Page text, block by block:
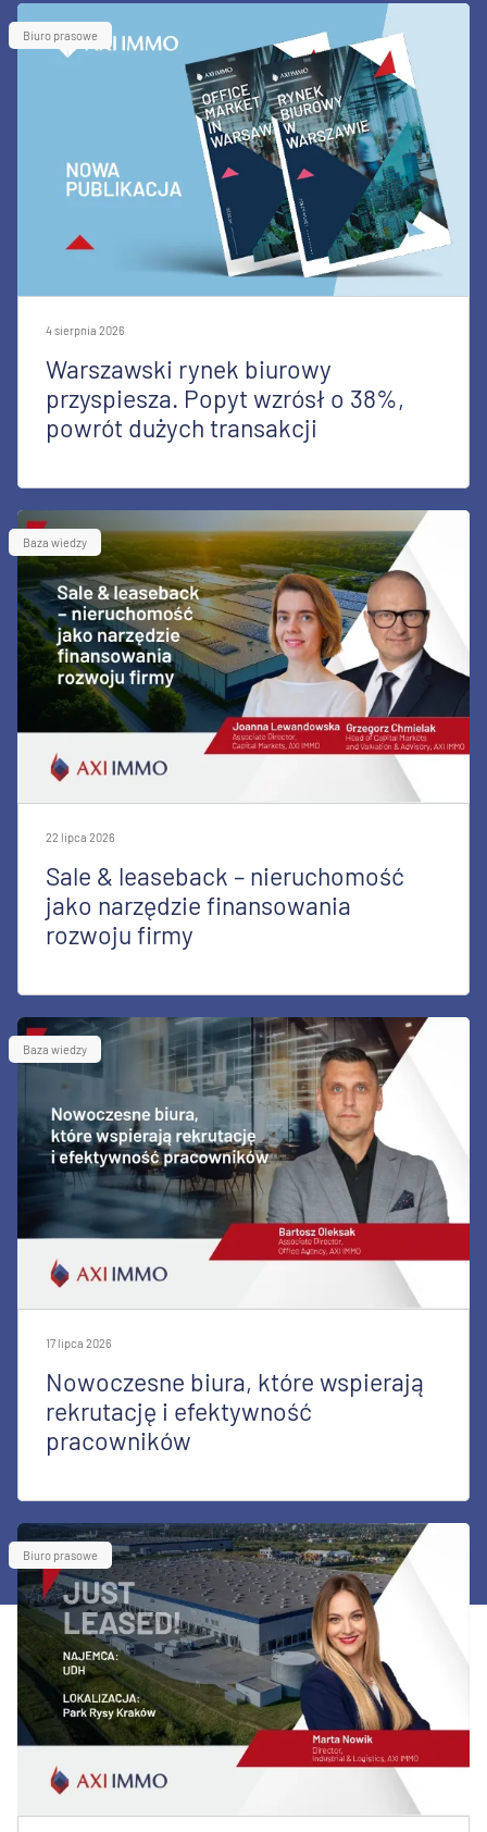
Biuro prasowe
4 sierpnia 2026
Warszawski rynek biurowy
przyspiesza. Popyt wzrósł o 38%,
powrót dużych transakcji
Baza wiedzy
22 lipca 2026
Sale & leaseback – nieruchomość
jako narzędzie finansowania
rozwoju firmy
Baza wiedzy
17 lipca 2026
Nowoczesne biura, które wspierają
rekrutację i efektywność
pracowników
Biuro prasowe